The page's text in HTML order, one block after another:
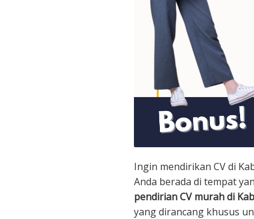
Ingin mendirikan CV di
Anda berada di tempat
pendirian CV murah di
yang dirancang khusus